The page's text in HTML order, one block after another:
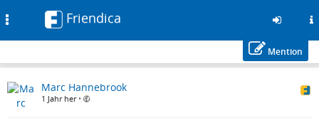
Inhalt
Friendica
Mention
Marc Hannebrook
1 Jahr her •